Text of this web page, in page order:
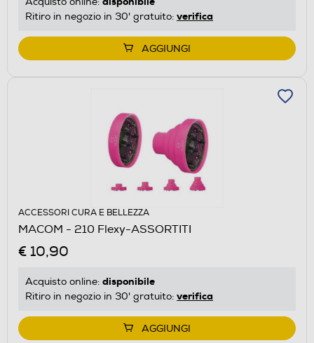
Ritiro in negozio in 30' gratuito: verifica
AGGIUNGI
ACCESSORI CURA E BELLEZZA
MACOM - 210 Flexy-ASSORTITI
€ 10,90
Acquisto online: disponibile
Ritiro in negozio in 30' gratuito: verifica
AGGIUNGI